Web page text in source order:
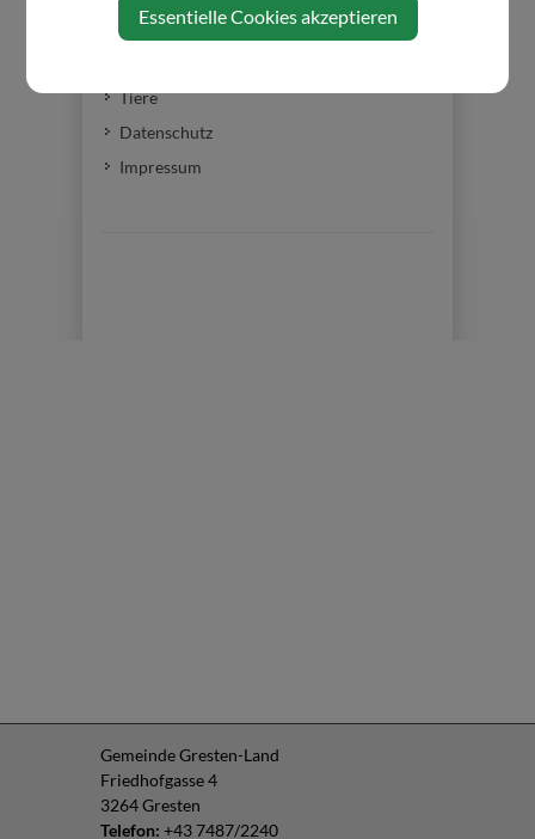
Partnergemeinde Dietenhofen
Tiere
Datenschutz
Impressum
Gemeinde Gresten-Land
Friedhofgasse 4
3264 Gresten
Telefon: +43 7487/2240
Essentielle Cookies akzeptieren